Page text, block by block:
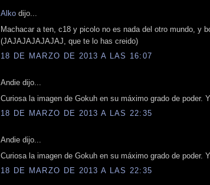
Alko dijo...
Machacar a ten, c18 y picolo no es nada del otro mundo, y
(JAJAJAJAJAJAJ, que te lo has creido)
18 DE MARZO DE 2013 A LAS 16:07
Andie dijo...
Curiosa la imagen de Gokuh en su máximo grado de
18 DE MARZO DE 2013 A LAS 22:35
Andie dijo...
Curiosa la imagen de Gokuh en su máximo grado de
18 DE MARZO DE 2013 A LAS 22:35